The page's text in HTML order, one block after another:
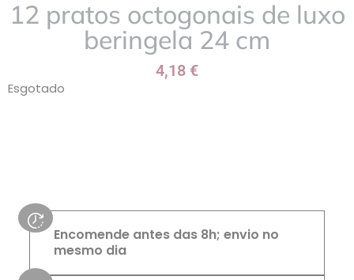
12 pratos octogonais de luxo
beringela 24 cm
4,18 €
Esgotado
Encomende antes das 8h; envio no
mesmo dia